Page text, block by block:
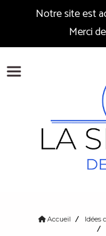
Notre site est
Merci
Accueil Idées